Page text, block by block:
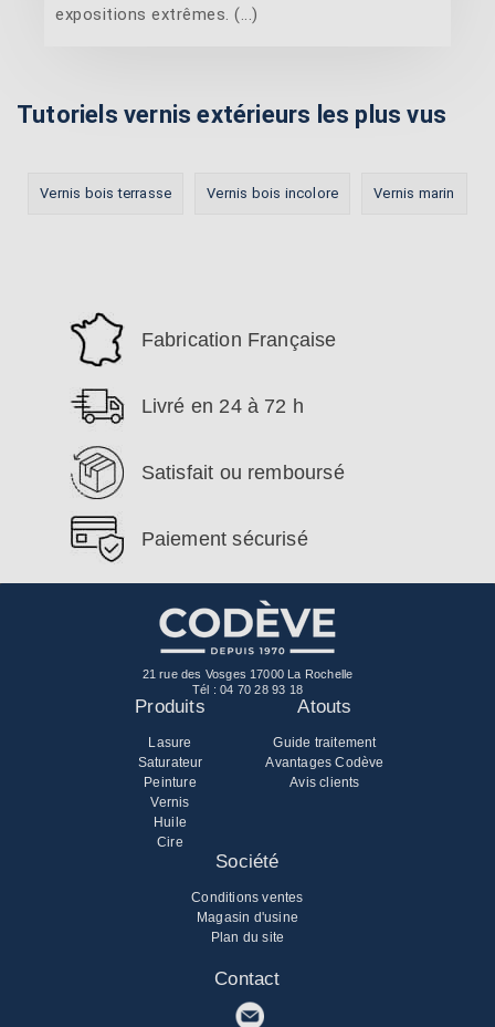
expositions extrêmes. (...)
Tutoriels vernis extérieurs les plus vus
Vernis bois terrasse Vernis bois incolore Vernis marin
Fabrication Française
Livré en 24 à 72 h
Satisfait ou remboursé
Paiement sécurisé
21 rue des Vosges 17000 La Rochelle
Tél :04 70 28 93 18
Produits
Lasure
Saturateur
Peinture
Vernis
Huile
Cire
Atouts
Guide traitement
Avantages Codève
Avis clients
Société
Conditions ventes
Magasin d'usine
Plan du site
Contact